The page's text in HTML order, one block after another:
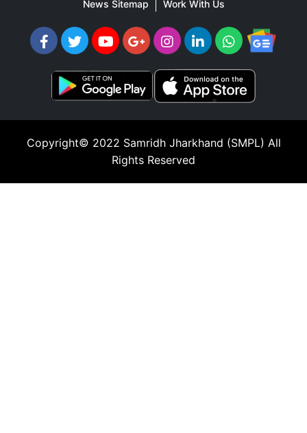
News Sitemap
Work With Us
Copyright© 2022 Samridh Jharkhand (SMPL) All
Rights Reserved